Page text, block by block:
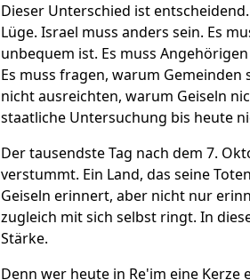
Dieser Unterschied ist
Lüge. Israel muss anders sein. Es
unbequem ist. Es muss
Es muss fragen, warum
nicht ausreichten, warum Geiseln
staatliche Untersuchung bis heute
Der tausendste Tag nach dem 7.
verstummt. Ein Land, das seine
Geiseln erinnert, aber nicht nur
zugleich mit sich selbst ringt. In
Stärke.
Denn wer heute in Re'im eine Kerze